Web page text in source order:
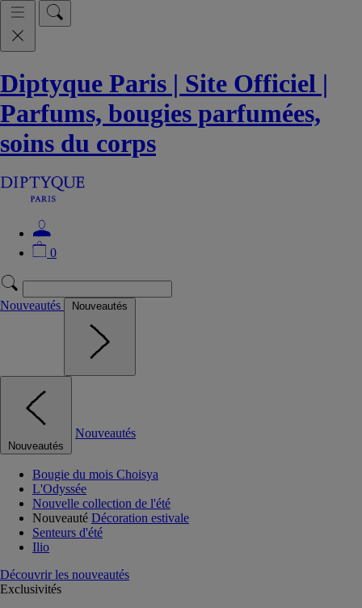
Diptyque Paris | Site Officiel |
Parfums, bougies parfumées,
soins du corps
0
Nouveautés Nouveautés
Nouveautés
Nouveautés
Bougie du mois Choisya
L'Odyssée
Nouvelle collection de l'été
Nouveauté Décoration estivale
Senteurs d'été
Ilio
Découvrir les nouveautés
Exclusivités